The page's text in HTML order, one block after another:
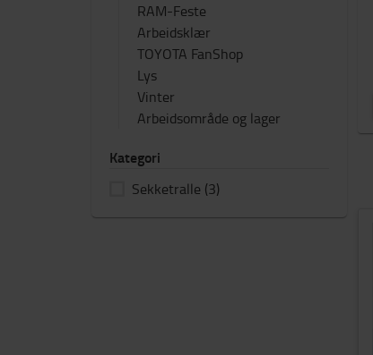
RAM-Feste
Arbeidsklær
TOYOTA FanShop
Lys
Vinter
Arbeidsområde og lager
Kategori
Sekketralle (3)